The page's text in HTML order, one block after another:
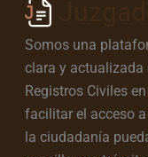
Somos una
clara y actualizada
Registros Civiles
facilitar el acceso
la ciudadanía